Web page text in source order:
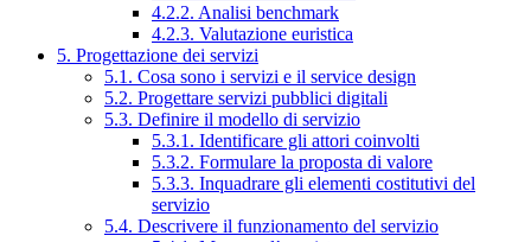
4.2.2. Analisi benchmark
4.2.3. Valutazione euristica
5. Progettazione dei servizi
5.1. Cosa sono i servizi e il service design
5.2. Progettare servizi pubblici digitali
5.3. Definire il modello di servizio
5.3.1. Identificare gli attori coinvolti
5.3.2. Formulare la proposta di valore
5.3.3. Inquadrare gli elementi costitutivi del
servizio
5.4. Descrivere il funzionamento del servizio